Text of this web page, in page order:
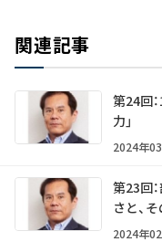
関連記事
第24回
力」
2024年
第23回
さと、
2024年